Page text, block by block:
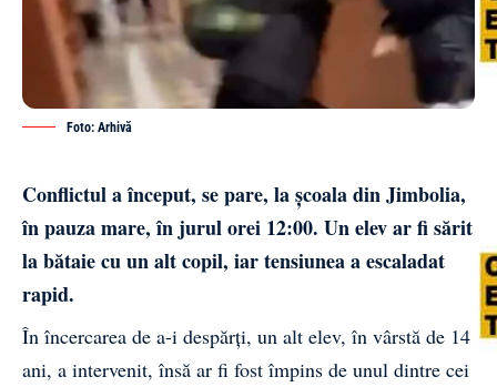
Foto: Arhivă
Conflictul a început, se pare, la școala din Jimbolia,
în pauza mare, în jurul orei 12:00. Un elev ar fi sărit
la bătaie cu un alt copil, iar tensiunea a escaladat
rapid.
În încercarea de a-i despărți, un alt elev, în vârstă de 14
ani, a intervenit, însă ar fi fost împins de unul dintre cei